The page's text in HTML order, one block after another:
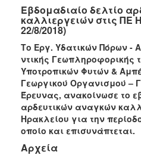
Ηλεκτρονική
Διακυβέρνηση
Σχολικές
Επιτροπές
Αγροτική
Ανάπτυξη
Ανακοινώσεις
Προγράμματα
Προσχολική
Αγωγή
Εβδομαδιαίο δελτίο
καλλιεργειών στις ΠΕ
22/8/2018)
Το Εργ. Υδατικών Πόρων -
ντικής Γεωπληροφορικής
Υποτροπικών Φυτών &
Γεωργικού Οργανισμού –
Έρευνας, ανακοίνωσε το
αρδευτικών αναγκών
Ηρακλείου για την
οποίο και επισυνάπτεται.
Αρχεία